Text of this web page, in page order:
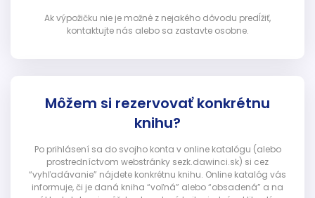
Ak výpožičku nie je možné z nejakého dôvodu predĺžiť,
kontaktujte nás alebo sa zastavte osobne.
Môžem si rezervovať konkrétnu
knihu?
Po prihlásení sa do svojho konta v online katalógu (alebo
prostredníctvom webstránky sezk.dawinci.sk) si cez
“vyhľadávanie” nájdete konkrétnu knihu. Online katalóg vás
informuje, či je daná kniha “voľná” alebo “obsadená” a na